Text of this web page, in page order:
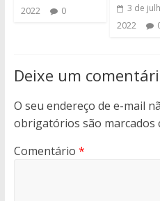
2022
0
3 de
2022
Deixe um
O seu endereço de e-mail
obrigatórios são marcados
Comentário *